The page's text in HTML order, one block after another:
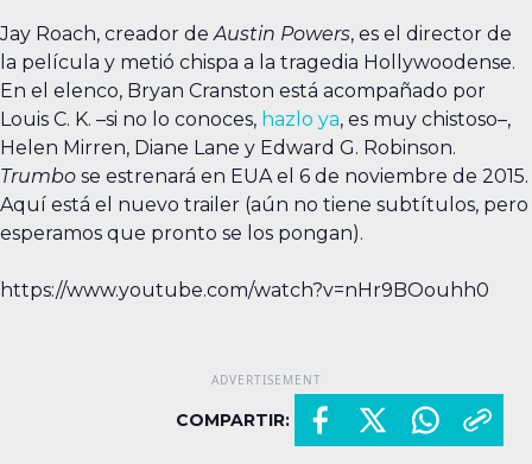
Jay Roach, creador deAustin Powers, es el director de
la película y metió chispa a la tragedia Hollywoodense.
En el elenco, Bryan Cranston está acompañado por
Louis C. K. –si no lo conoces, hazlo ya, es muy chistoso–,
Helen Mirren, Diane Lane y Edward G. Robinson.
Trumbo se estrenará en EUA el 6 de noviembre de 2015.
Aquí está el nuevo trailer (aún no tiene subtítulos, pero
esperamos que pronto se los pongan).
https://www.youtube.com/watch?v=nHr9BOouhh0
COMPARTIR: